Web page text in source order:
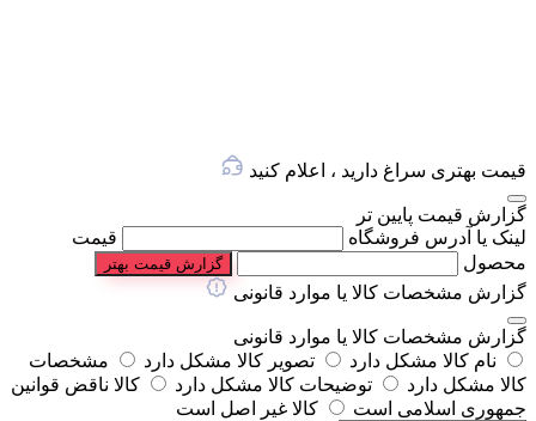
قیمت بهتری سراغ دارید ، اعلام کنید
گزارش قیمت پایین تر
لینک یا آدرس فروشگاه
قیمت
محصول
گزارش قیمت بهتر
گزارش مشخصات کالا یا موارد قانونی
گزارش مشخصات کالا یا موارد قانونی
نام کالا مشکل دارد
تصویر کالا مشکل دارد
مشخصات
کالا مشکل دارد
توضیحات کالا مشکل دارد
کالا ناقض قوانین
جمهوری اسلامی است
کالا غیر اصل است